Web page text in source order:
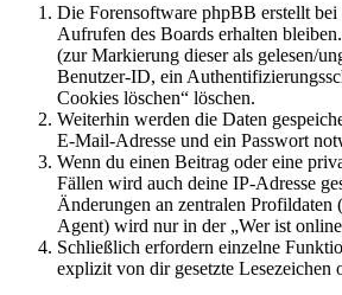
Die Forensoftware phpBB erstellt bei
Aufrufen des Boards erhalten
(zur Markierung dieser als gelesen/
Benutzer-ID, ein
Cookies löschen“ löschen.
Weiterhin werden die Daten
E-Mail-Adresse und ein Passwort
Wenn du einen Beitrag oder eine
Fällen wird auch deine IP-Adresse
Änderungen an zentralen
Agent) wird nur in der „Wer ist
Schließlich erfordern einzelne
explizit von dir gesetzte